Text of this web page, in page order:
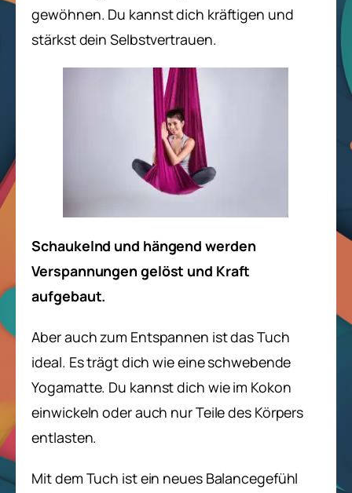
gewöhnen. Du kannst dich kräftigen und
stärkst dein Selbstvertrauen.
Schaukelnd und hängend werden
Verspannungen gelöst und Kraft
aufgebaut.
Aber auch zum Entspannen ist das Tuch
ideal. Es trägt dich wie eine schwebende
Yogamatte. Du kannst dich wie im Kokon
einwickeln oder auch nur Teile des Körpers
entlasten.
Mit dem Tuch ist ein neues Balancegefühl